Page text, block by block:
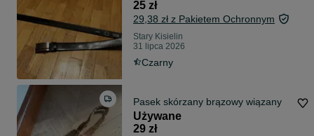
25 zł
29,38 zł z Pakietem Ochronnym
Stary Kisielin
31 lipca 2026
Czarny
Pasek skórzany brązowy wiązany
Używane
29 zł